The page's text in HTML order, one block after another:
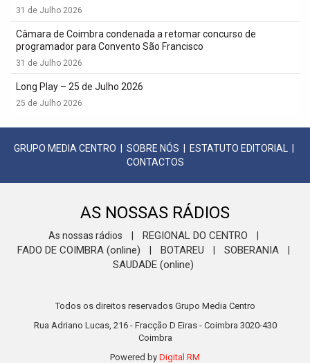
31 de Julho 2026
Câmara de Coimbra condenada a retomar concurso de
programador para Convento São Francisco
31 de Julho 2026
Long Play – 25 de Julho 2026
25 de Julho 2026
GRUPO MEDIA CENTRO SOBRE NÓS ESTATUTO EDITORIAL
CONTACTOS
AS NOSSAS RÁDIOS
As nossas rádios REGIONAL DO CENTRO
FADO DE COIMBRA (online) BOTAREU SOBERANIA
SAUDADE (online)
Todos os direitos reservados Grupo Media Centro
Rua Adriano Lucas, 216 - Fracção D Eiras - Coimbra 3020-430
Coimbra
Powered by Digital RM